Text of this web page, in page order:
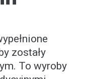
zostały
To wyroby